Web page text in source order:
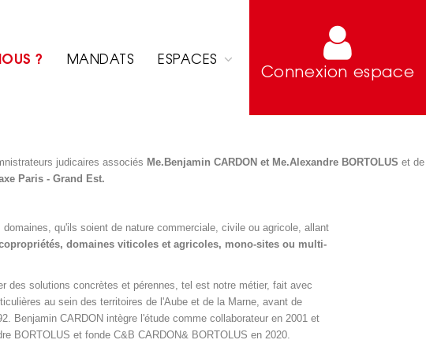
? MANDATS ESPACES
Connexion espace
judicaires associés Me.Benjamin CARDON et Me.Alexandre BORTOLUS et de
Paris - Grand Est.
qu'ils soient de nature commerciale, civile ou agricole, allant
domaines viticoles et agricoles, mono-sites ou multi-
des solutions concrètes et pérennes, tel est notre métier, fait avec
au sein des territoires de l'Aube et de la Marne, avant de
Benjamin CARDON intègre l'étude comme collaborateur en 2001 et
BORTOLUS et fonde C&B CARDON& BORTOLUS en 2020.